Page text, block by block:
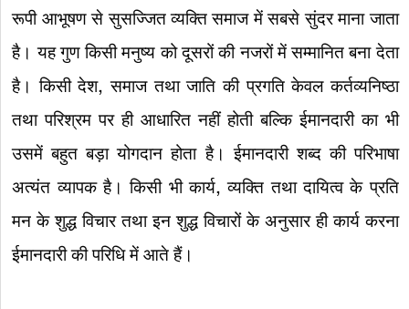
रूपी आभूषण से सुसज्जित व्यक्ति समाज में सबसे सुंदर माना जाता
है। यह गुण किसी मनुष्य को दूसरों की नजरों में सम्मानित बना देता
है। किसी देश, समाज तथा जाति की प्रगति केवल कर्तव्यनिष्ठा
तथा परिश्रम पर ही आधारित नहीं होती बल्कि ईमानदारी का भी
उसमें बहुत बड़ा योगदान होता है। ईमानदारी शब्द की परिभाषा
अत्यंत व्यापक है। किसी भी कार्य, व्यक्ति तथा दायित्व के प्रति
मन के शुद्ध विचार तथा इन शुद्ध विचारों के अनुसार ही कार्य करना
ईमानदारी की परिधि में आते हैं।